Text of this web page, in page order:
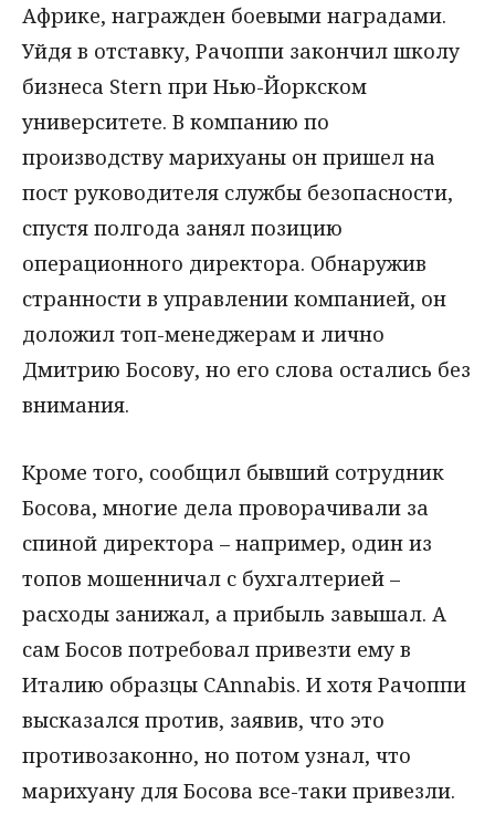
Африке, награжден боевыми наградами.
Уйдя в отставку, Рачоппи закончил школу
бизнеса Stern при Нью-Йоркском
университете. В компанию по
производству марихуаны он пришел на
пост руководителя службы безопасности,
спустя полгода занял позицию
операционного директора. Обнаружив
странности в управлении компанией, он
доложил топ-менеджерам и лично
Дмитрию Босову, но его слова остались без
внимания.
Кроме того, сообщил бывший сотрудник
Босова, многие дела проворачивали за
спиной директора – например, один из
топов мошенничал с бухгалтерией –
расходы занижал, а прибыль завышал. А
сам Босов потребовал привезти ему в
Италию образцы САnnabis. И хотя Рачоппи
высказался против, заявив, что это
противозаконно, но потом узнал, что
марихуану для Босова все-таки привезли.